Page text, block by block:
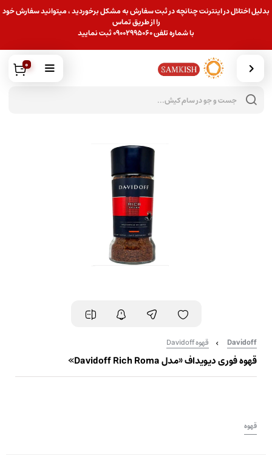
بدلیل اختلال در اینترنت چنانچه در ثبت سفارش به مشکل برخوردید ، میتوانید سفارش خود
را از طریق تماس
با شماره تلفن 09002995060 ثبت نمایید
0
Davidoff قهوه Davidoff
قهوه فوری دیویداف «مدل Davidoff Rich Roma»
قهوه